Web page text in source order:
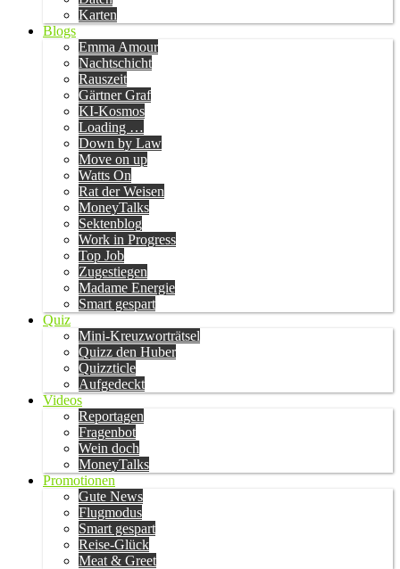
Karten
Blogs
Emma Amour
Nachtschicht
Rauszeit
Gärtner Graf
KI-Kosmos
Loading …
Down by Law
Move on up
Watts On
Rat der Weisen
MoneyTalks
Sektenblog
Work in Progress
Top Job
Zugestiegen
Madame Energie
Smart gespart
Quiz
Mini-Kreuzworträtsel
Quizz den Huber
Quizzticle
Aufgedeckt
Videos
Reportagen
Fragenbot
Wein doch
MoneyTalks
Promotionen
Gute News
Flugmodus
Smart gespart
Reise-Glück
Meat & Greet